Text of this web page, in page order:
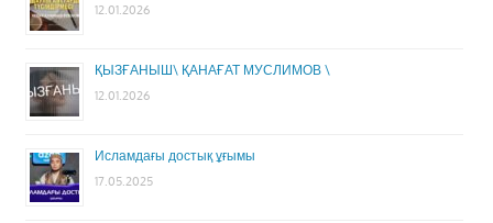
12.01.2026
ҚЫЗҒАНЫШ\ ҚАНАҒАТ МУСЛИМОВ \
12.01.2026
Исламдағы достық ұғымы
17.05.2025